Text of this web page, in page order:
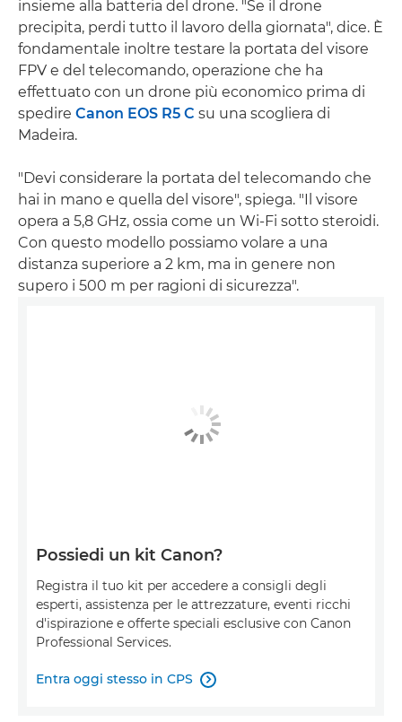
insieme alla batteria del drone. "Se il drone
precipita, perdi tutto il lavoro della giornata", dice. È
fondamentale inoltre testare la portata del visore
FPV e del telecomando, operazione che ha
effettuato con un drone più economico prima di
spedire Canon EOS R5 C su una scogliera di
Madeira.
"Devi considerare la portata del telecomando che
hai in mano e quella del visore", spiega. "Il visore
opera a 5,8 GHz, ossia come un Wi-Fi sotto steroidi.
Con questo modello possiamo volare a una
distanza superiore a 2 km, ma in genere non
supero i 500 m per ragioni di sicurezza".
Possiedi un kit Canon?
Registra il tuo kit per accedere a consigli degli
esperti, assistenza per le attrezzature, eventi ricchi
d'ispirazione e offerte speciali esclusive con Canon
Professional Services.
Entra oggi stesso in CPS 